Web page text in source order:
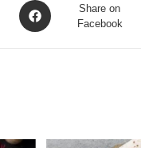
Opens
in
Share on
Facebook